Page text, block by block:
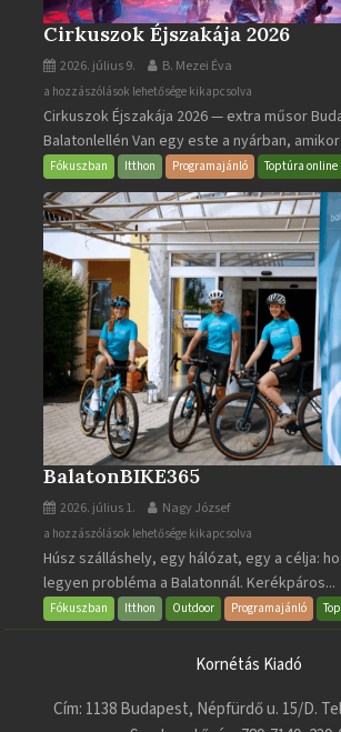
Cirkuszok Éjszakája 2026
2026. július 9. B. Mezei Éva
Cirkuszok
Éjszakája
2026
bejegyzéshez
a hozzászólások lehetősége kikapcsolva
Cirkuszok Éjszakája 2026 — extra műsor
Balatonlellén Van egy este a nyárban, amikor
Fókuszban Itthon Programajánló Toptúra online
BalatonBIKE365
2026. július 1. Nagy József
BalatonBIKE365
bejegyzéshez
a hozzászólások lehetősége kikapcsolva
Húsz szálláshely, egy hálózat, egy a célja:
legyen probléma a Balatonnál. Kerékpáros...
Fókuszban Itthon Outdoor Programajánló
Kornétás Kiadó
Cím: 1138 Budapest, Népfürdő u. 15/D.